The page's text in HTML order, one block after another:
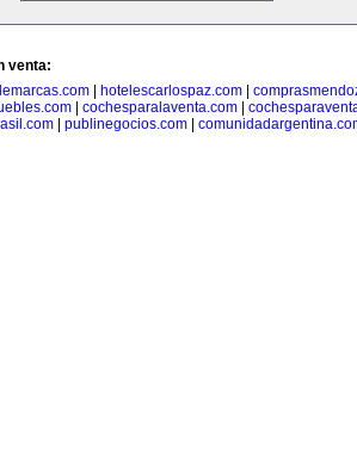
venta:
| hotelescarlospaz.com|
cochesparalaventa.com
publinegocios.com